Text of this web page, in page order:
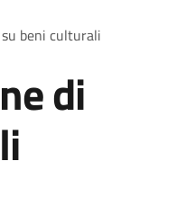
beni culturali
di